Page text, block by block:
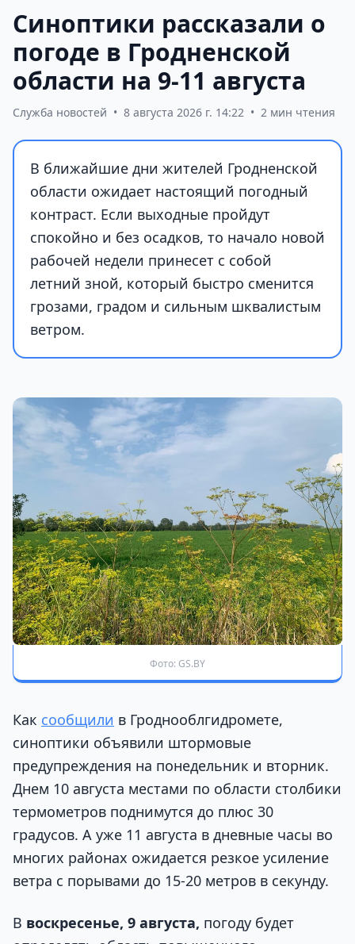
Синоптики рассказали о
погоде в Гродненской
области на 9-11 августа
Служба новостей • 8 августа 2026 г. 14:22 • 2 мин чтения
В ближайшие дни жителей Гродненской
области ожидает настоящий погодный
контраст. Если выходные пройдут
спокойно и без осадков, то начало новой
рабочей недели принесет с собой
летний зной, который быстро сменится
грозами, градом и сильным шквалистым
ветром.
Фото: GS.BY
Как сообщили в Гроднооблгидромете,
синоптики объявили штормовые
предупреждения на понедельник и вторник.
Днем 10 августа местами по области столбики
термометров поднимутся до плюс 30
градусов. А уже 11 августа в дневные часы во
многих районах ожидается резкое усиление
ветра с порывами до 15-20 метров в секунду.
В воскресенье, 9 августа, погоду будет